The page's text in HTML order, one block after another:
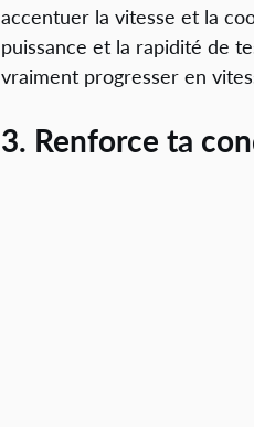
accentuer la vitesse et la
puissance et la rapidité de
vraiment progresser en
3. Renforce ta